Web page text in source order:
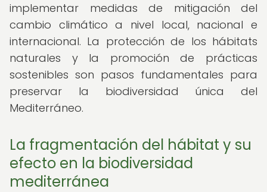
implementar medidas de mitigación del
cambio climático a nivel local, nacional e
internacional. La protección de los hábitats
naturales y la promoción de prácticas
sostenibles son pasos fundamentales para
preservar la biodiversidad única del
Mediterráneo.
La fragmentación del hábitat y su
efecto en la biodiversidad
mediterránea